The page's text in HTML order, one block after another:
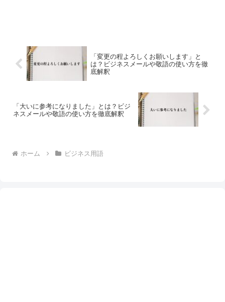
「変更の程よろしくお願いします」と
は？ビジネスメールや敬語の使い方を徹
底解釈
「大いに参考になりました」とは？ビジ
ネスメールや敬語の使い方を徹底解釈
ホーム ビジネス用語